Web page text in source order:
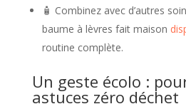
🧴 Combinez avec d’autres
baume à lèvres fait maison
routine complète.
Un geste écolo :
astuces zéro déchet